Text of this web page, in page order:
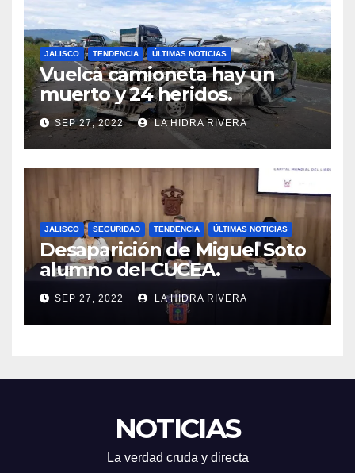
JALISCO TENDENCIA ÚLTIMAS NOTICIAS
Vuelca camioneta hay un
muerto y 24 heridos.
SEP 27, 2022 LA HIDRA RIVERA
JALISCO SEGURIDAD TENDENCIA ÚLTIMAS NOTICIAS
Desaparición de Miguel Soto
alumno del CUCEA.
SEP 27, 2022 LA HIDRA RIVERA
NOTICIAS
La verdad cruda y directa